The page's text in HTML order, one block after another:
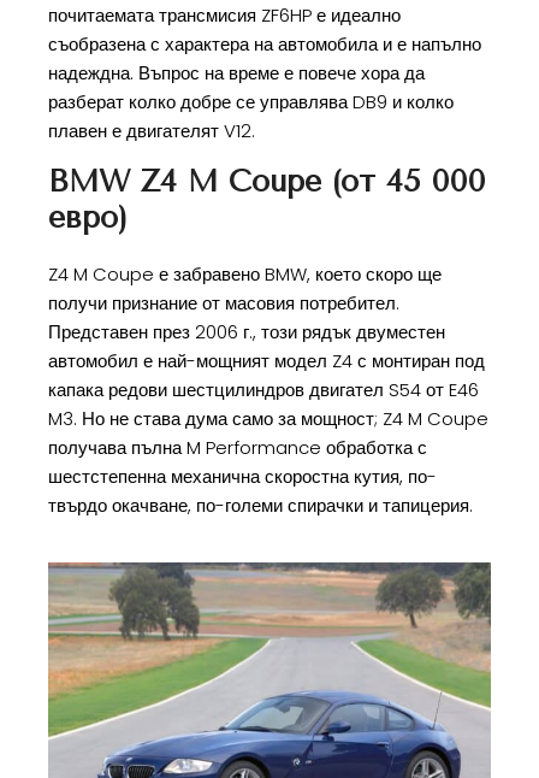
почитаемата трансмисия ZF6HP е идеално
съобразена с характера на автомобила и е напълно
надеждна. Въпрос на време е повече хора да
разберат колко добре се управлява DB9 и колко
плавен е двигателят V12.
BMW Z4 M Coupe (от 45 000
евро)
Z4 M Coupe е забравено BMW, което скоро ще
получи признание от масовия потребител.
Представен през 2006 г., този рядък двуместен
автомобил е най-мощният модел Z4 с монтиран под
капака редови шестцилиндров двигател S54 от E46
M3. Но не става дума само за мощност; Z4 M Coupe
получава пълна M Performance обработка с
шестстепенна механична скоростна кутия, по-
твърдо окачване, по-големи спирачки и тапицерия.